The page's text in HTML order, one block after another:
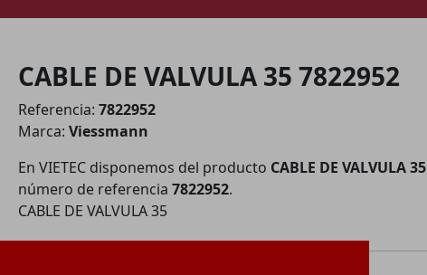
CABLE DE VALVULA 35 7822952
Referencia: 7822952
Marca: Viessmann
En VIETEC disponemos del producto CABLE DE VALVULA 35
número de referencia 7822952.
CABLE DE VALVULA 35